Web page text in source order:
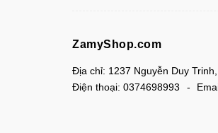
ZamyShop.com
Địa chỉ: 1237 Nguyễn Duy
Điện thoại: 0374698993